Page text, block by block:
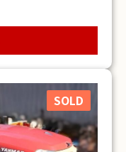
SOLD